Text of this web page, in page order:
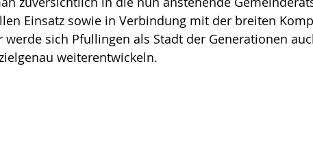
Einsatz sowie in Verbindung mit der breiten
werde sich Pfullingen als Stadt der Generationen
weiterentwickeln.